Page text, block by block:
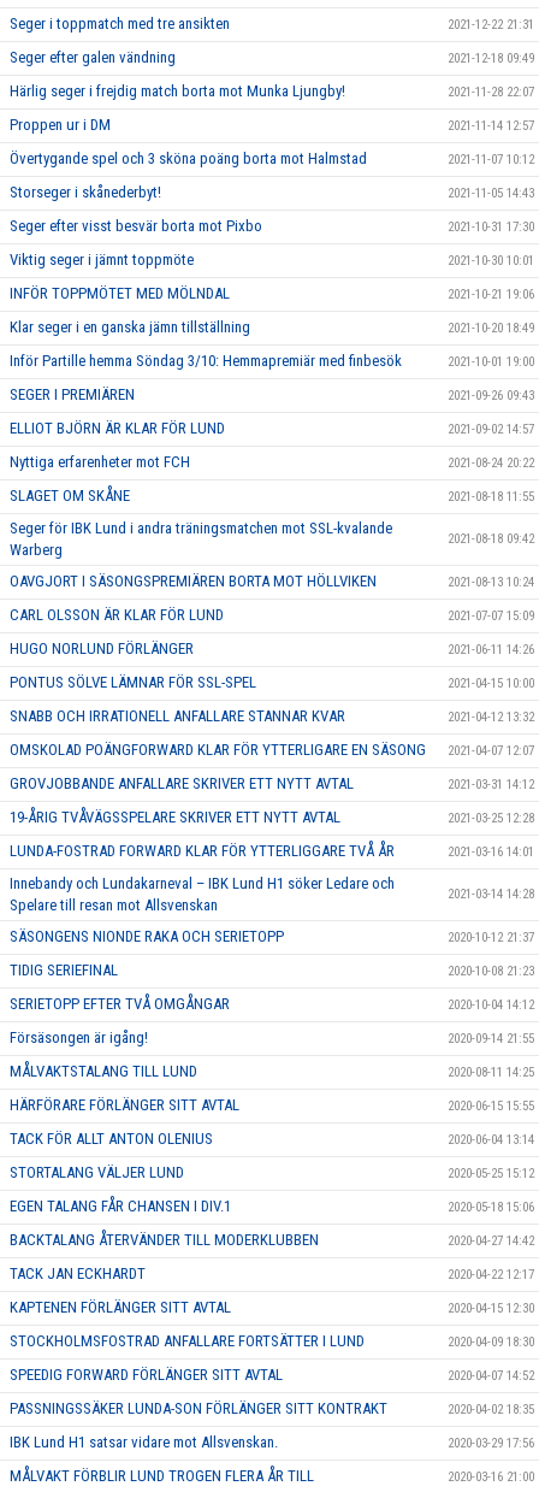
Seger i toppmatch med tre ansikten 2021-12-22 21:31
Seger efter galen vändning 2021-12-18 09:49
Härlig seger i frejdig match borta mot Munka Ljungby! 2021-11-28 22:07
Proppen ur i DM 2021-11-14 12:57
Övertygande spel och 3 sköna poäng borta mot Halmstad 2021-11-07 10:12
Storseger i skånederbyt! 2021-11-05 14:43
Seger efter visst besvär borta mot Pixbo 2021-10-31 17:30
Viktig seger i jämnt toppmöte 2021-10-30 10:01
INFÖR TOPPMÖTET MED MÖLNDAL 2021-10-21 19:06
Klar seger i en ganska jämn tillställning 2021-10-20 18:49
Inför Partille hemma Söndag 3/10: Hemmapremiär med finbesök 2021-10-01 19:00
SEGER I PREMIÄREN 2021-09-26 09:43
ELLIOT BJÖRN ÄR KLAR FÖR LUND 2021-09-02 14:57
Nyttiga erfarenheter mot FCH 2021-08-24 20:22
SLAGET OM SKÅNE 2021-08-18 11:55
Seger för IBK Lund i andra träningsmatchen mot SSL-kvalande
Warberg
2021-08-18 09:42
OAVGJORT I SÄSONGSPREMIÄREN BORTA MOT HÖLLVIKEN 2021-08-13 10:24
CARL OLSSON ÄR KLAR FÖR LUND 2021-07-07 15:09
HUGO NORLUND FÖRLÄNGER 2021-06-11 14:26
PONTUS SÖLVE LÄMNAR FÖR SSL-SPEL 2021-04-15 10:00
SNABB OCH IRRATIONELL ANFALLARE STANNAR KVAR 2021-04-12 13:32
OMSKOLAD POÄNGFORWARD KLAR FÖR YTTERLIGARE EN SÄSONG 2021-04-07 12:07
GROVJOBBANDE ANFALLARE SKRIVER ETT NYTT AVTAL 2021-03-31 14:12
19-ÅRIG TVÅVÄGSSPELARE SKRIVER ETT NYTT AVTAL 2021-03-25 12:28
LUNDA-FOSTRAD FORWARD KLAR FÖR YTTERLIGGARE TVÅ ÅR 2021-03-16 14:01
Innebandy och Lundakarneval – IBK Lund H1 söker Ledare och
Spelare till resan mot Allsvenskan
2021-03-14 14:28
SÄSONGENS NIONDE RAKA OCH SERIETOPP 2020-10-12 21:37
TIDIG SERIEFINAL 2020-10-08 21:23
SERIETOPP EFTER TVÅ OMGÅNGAR 2020-10-04 14:12
Försäsongen är igång! 2020-09-14 21:55
MÅLVAKTSTALANG TILL LUND 2020-08-11 14:25
HÄRFÖRARE FÖRLÄNGER SITT AVTAL 2020-06-15 15:55
TACK FÖR ALLT ANTON OLENIUS 2020-06-04 13:14
STORTALANG VÄLJER LUND 2020-05-25 15:12
EGEN TALANG FÅR CHANSEN I DIV.1 2020-05-18 15:06
BACKTALANG ÅTERVÄNDER TILL MODERKLUBBEN 2020-04-27 14:42
TACK JAN ECKHARDT 2020-04-22 12:17
KAPTENEN FÖRLÄNGER SITT AVTAL 2020-04-15 12:30
STOCKHOLMSFOSTRAD ANFALLARE FORTSÄTTER I LUND 2020-04-09 18:30
SPEEDIG FORWARD FÖRLÄNGER SITT AVTAL 2020-04-07 14:52
PASSNINGSSÄKER LUNDA-SON FÖRLÄNGER SITT KONTRAKT 2020-04-02 18:35
IBK Lund H1 satsar vidare mot Allsvenskan. 2020-03-29 17:56
MÅLVAKT FÖRBLIR LUND TROGEN FLERA ÅR TILL 2020-03-16 21:00